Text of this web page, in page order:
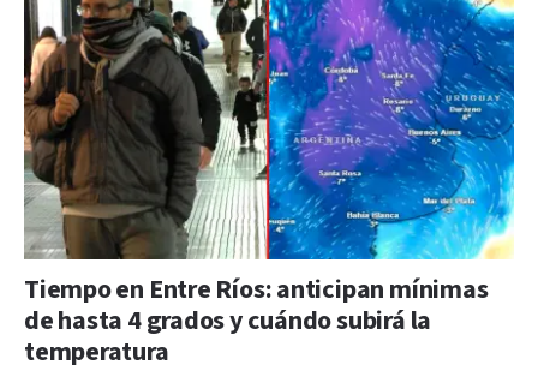
Tiempo en Entre Ríos: anticipan mínimas
de hasta 4 grados y cuándo subirá la
temperatura